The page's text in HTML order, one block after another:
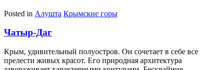
Posted in Алушта Крымские горы
Чатыр-Даг
Крым, удивительный полуостров. Он сочетает в себе все
прелести живых красот. Его природная архитектура